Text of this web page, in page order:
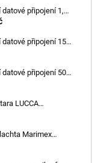
datové připojení 1,2
datové připojení 15
datové připojení 50
LUCCA
skládací modrá
Marimex
m černá